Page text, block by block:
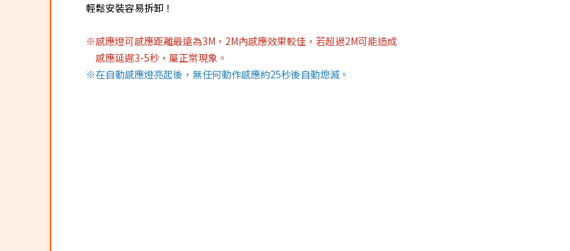
輕鬆安裝容易拆卸！
※感應燈可感應距離最遠為3M，2M內感應效果較佳，若超過2M可能造成
感應延遲3-5秒，屬正常現象。
※在自動感應燈亮起後，無任何動作感應約25秒後自動熄滅。